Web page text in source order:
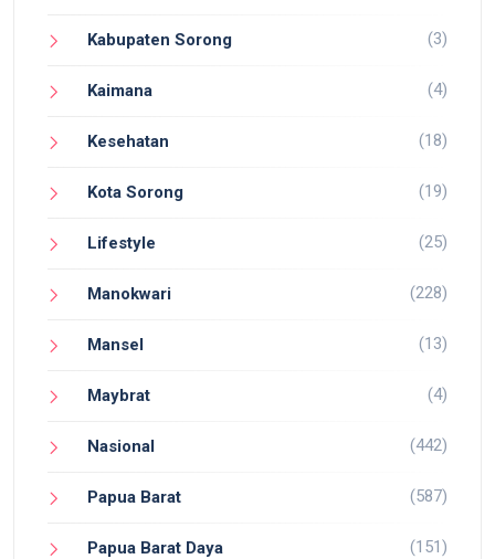
Kabupaten Sorong (3)
Kaimana (4)
Kesehatan (18)
Kota Sorong (19)
Lifestyle (25)
Manokwari (228)
Mansel (13)
Maybrat (4)
Nasional (442)
Papua Barat (587)
Papua Barat Daya (151)